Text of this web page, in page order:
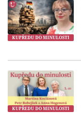
KUPŘEDU DO MINULOSTI
KUPŘEDU DO MINULOSTI